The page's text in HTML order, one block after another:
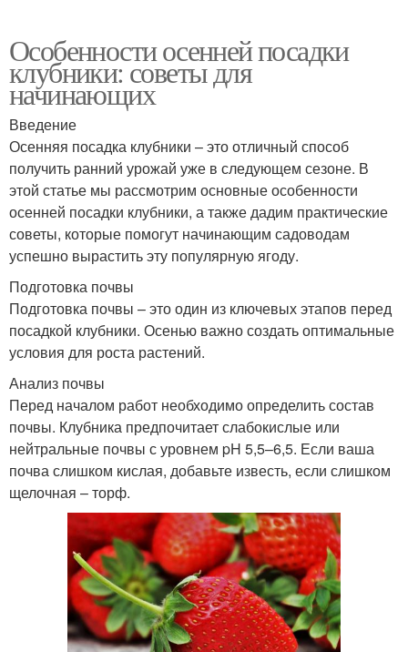
Особенности осенней посадки
клубники: советы для
начинающих
Введение
Осенняя посадка клубники – это отличный способ
получить ранний урожай уже в следующем сезоне. В
этой статье мы рассмотрим основные особенности
осенней посадки клубники, а также дадим практические
советы, которые помогут начинающим садоводам
успешно вырастить эту популярную ягоду.
Подготовка почвы
Подготовка почвы – это один из ключевых этапов перед
посадкой клубники. Осенью важно создать оптимальные
условия для роста растений.
Анализ почвы
Перед началом работ необходимо определить состав
почвы. Клубника предпочитает слабокислые или
нейтральные почвы с уровнем pH 5,5–6,5. Если ваша
почва слишком кислая, добавьте известь, если слишком
щелочная – торф.